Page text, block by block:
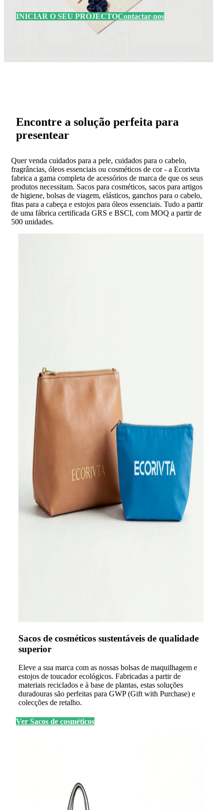
INICIAR O SEU PROJECTOContactar-nos
Encontre a solução perfeita para
presentear
Quer venda cuidados para a pele, cuidados para o cabelo,
fragrâncias, óleos essenciais ou cosméticos de cor - a Ecorivta
fabrica a gama completa de acessórios de marca de que os seus
produtos necessitam. Sacos para cosméticos, sacos para artigos
de higiene, bolsas de viagem, elásticos, ganchos para o cabelo,
fitas para a cabeça e estojos para óleos essenciais. Tudo a partir
de uma fábrica certificada GRS e BSCI, com MOQ a partir de
500 unidades.
Sacos de cosméticos sustentáveis de qualidade
superior
Eleve a sua marca com as nossas bolsas de maquilhagem e
estojos de toucador ecológicos. Fabricadas a partir de
materiais reciclados e à base de plantas, estas soluções
duradouras são perfeitas para GWP (Gift with Purchase) e
colecções de retalho.
Ver Sacos de cosméticos